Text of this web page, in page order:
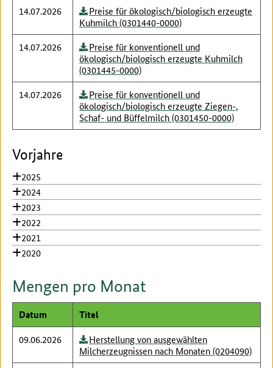
14.07.2026
Preise für ökologisch/biologisch erzeugte
Kuhmilch (0301440-0000)
14.07.2026
Preise für konventionell und
ökologisch/biologisch erzeugte Kuhmilch
(0301445-0000)
14.07.2026
Preise für konventionell und
ökologisch/biologisch erzeugte Ziegen-,
Schaf- und Büffelmilch (0301450-0000)
Vorjahre
2025
2024
2023
2022
2021
2020
Mengen pro Monat
Datum Titel
09.06.2026
Herstellung von ausgewählten
Milcherzeugnissen nach Monaten (0204090)